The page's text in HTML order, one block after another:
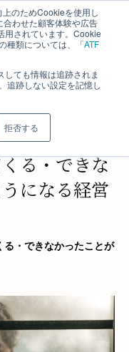
のためCookieを使用し
わせた顧客体験や広告
用されています。Cookie
種類については、「ATF
ても情報は追跡されま
追跡しない設定を記憶し
拒否する
る・できな
になる経営
る・できなかったことが